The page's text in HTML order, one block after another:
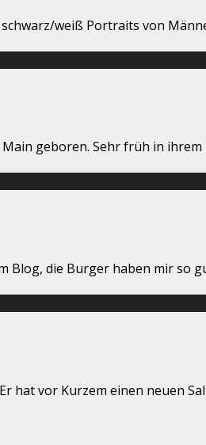
weiß Portraits von
geboren. Sehr früh in
die Burger haben mir so
vor Kurzem einen neuen